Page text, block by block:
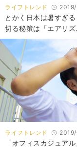
ライフトレンド
とかく日本は暑すぎ
切る秘策は「エアリ
ライフトレンド
「オフィスカジュア